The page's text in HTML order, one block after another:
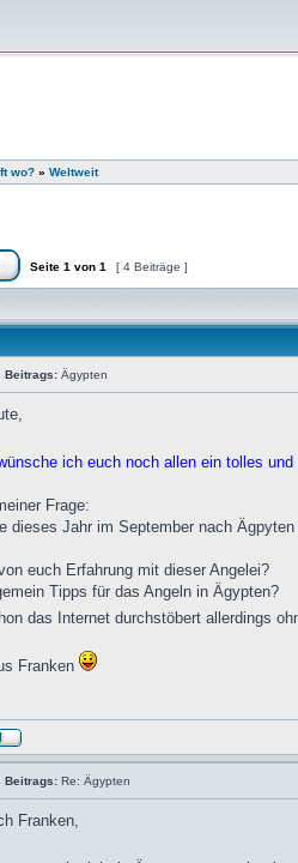
wo? » Weltweit
Seite 1 von 1 [ 4 Beiträge ]
Beitrags: Ägypten
ich euch noch allen ein tolles
Frage:
dieses Jahr im September nach
euch Erfahrung mit dieser Angelei?
Tipps für das Angeln in Ägypten?
das Internet durchstöbert allerdings
Franken
Beitrags: Re: Ägypten
Franken,